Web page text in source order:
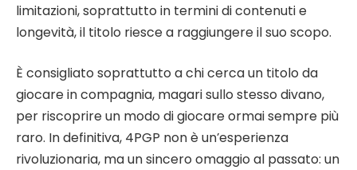
limitazioni, soprattutto in termini di contenuti e
longevità, il titolo riesce a raggiungere il suo scopo.
È consigliato soprattutto a chi cerca un titolo da
giocare in compagnia, magari sullo stesso divano,
per riscoprire un modo di giocare ormai sempre più
raro. In definitiva, 4PGP non è un’esperienza
rivoluzionaria, ma un sincero omaggio al passato: un